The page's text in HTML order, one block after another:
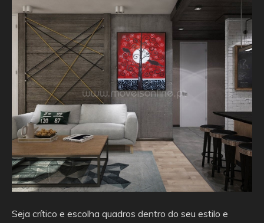
Seja crítico e escolha quadros dentro do seu estilo e